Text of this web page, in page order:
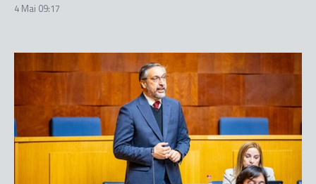
4 Mai 09:17